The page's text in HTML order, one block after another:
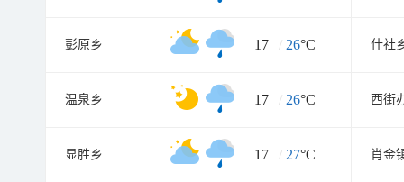
彭原乡 17 / 26°C 什社
温泉乡 17 / 26°C 西街
显胜乡 17 / 27°C 肖金